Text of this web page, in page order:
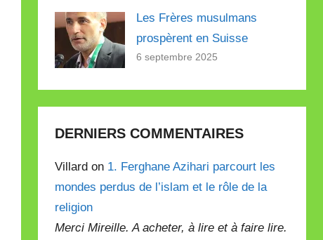
Les Frères musulmans
prospèrent en Suisse
6 septembre 2025
DERNIERS COMMENTAIRES
Villard on 1. Ferghane Azihari parcourt les
mondes perdus de l’islam et le rôle de la
religion
Merci Mireille. A acheter, à lire et à faire lire.